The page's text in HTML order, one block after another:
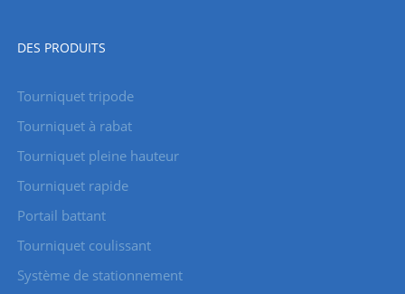
DES PRODUITS
Tourniquet tripode
Tourniquet à rabat
Tourniquet pleine hauteur
Tourniquet rapide
Portail battant
Tourniquet coulissant
Système de stationnement